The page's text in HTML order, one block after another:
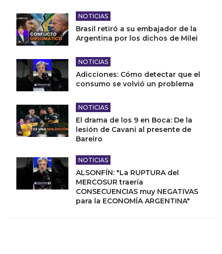
NOTICIAS
Brasil retiró a su embajador de la
Argentina por los dichos de Milei
NOTICIAS
Adicciones: Cómo detectar que el
consumo se volvió un problema
NOTICIAS
El drama de los 9 en Boca: De la
lesión de Cavani al presente de
Bareiro
NOTICIAS
ALSONFÍN: "La RUPTURA del
MERCOSUR traería
CONSECUENCIAS muy NEGATIVAS
para la ECONOMÍA ARGENTINA"